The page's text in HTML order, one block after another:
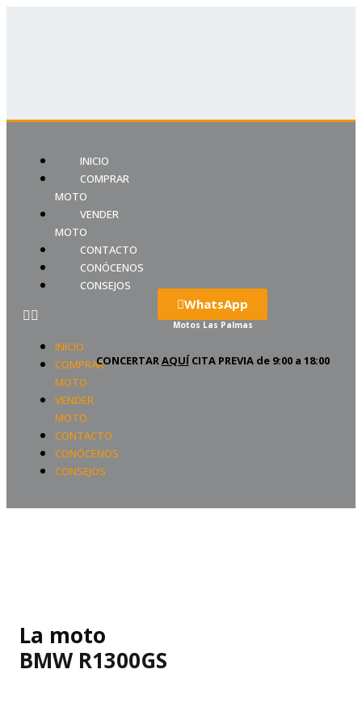
INICIO
COMPRAR
MOTO
VENDER
MOTO
CONTACTO
CONÓCENOS
CONSEJOS
INICIO
COMPRAR
MOTO
VENDER
MOTO
CONTACTO
CONÓCENOS
CONSEJOS
WhatsApp
Motos Las Palmas
CONCERTARAQUÍCITA PREVIA de 9:00 a 18:00
La moto
BMW R1300GS